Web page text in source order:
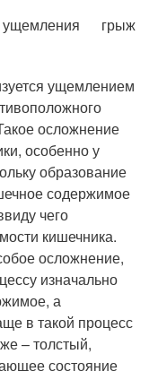
грыж
ущемлением
осложнение
особенно у
образование
содержимое
чего
кишечника.
осложнение,
изначально
а
в такой процесс
– толстый,
состояние